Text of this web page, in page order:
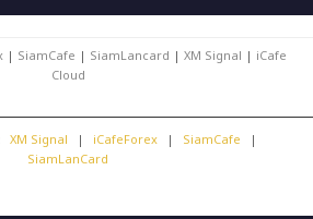
| SiamCafe | SiamLancard | XM Signal | iCafe
Cloud
XM Signal | iCafeForex | SiamCafe
|
SiamLanCard